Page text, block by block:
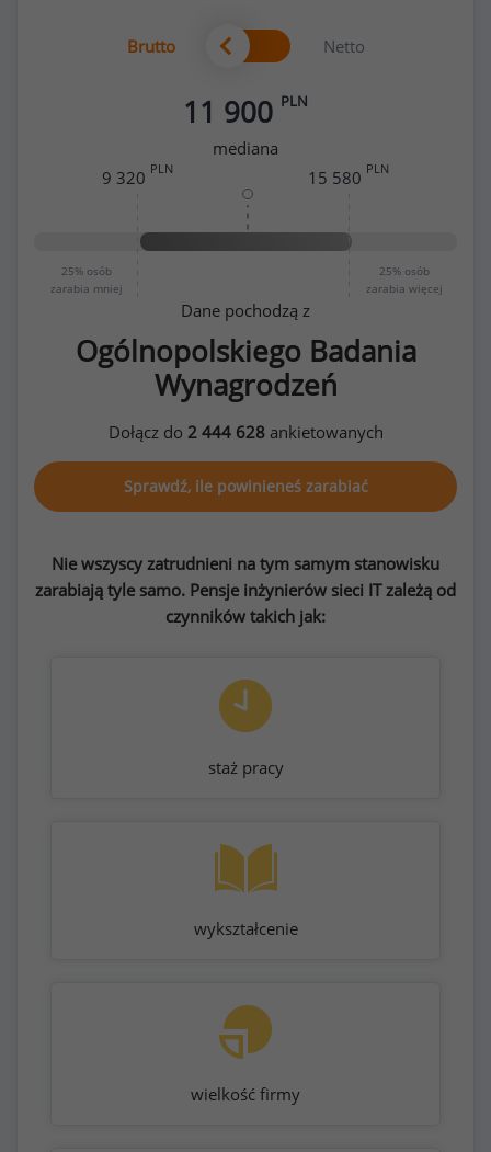
Brutto Netto
11 900 PLN
mediana
25% osób
zarabia mniej
25% osób
zarabia więcej
9 320 PLN 15 580 PLN
Dane pochodzą z
Ogólnopolskiego Badania
Wynagrodzeń
Dołącz do 2 444 628ankietowanych
Sprawdź, ile powinieneś zarabiać
Nie wszyscy zatrudnieni na tym samym stanowisku
zarabiają tyle samo. Pensje inżynierów sieci IT zależą od
czynników takich jak:
staż pracy
wykształcenie
wielkość firmy